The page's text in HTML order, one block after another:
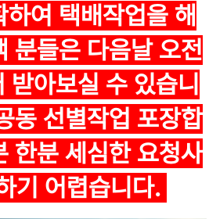
하여 택배작업을 해
분들은 다음날 오전
받아보실 수 있습니
동 선별작업 포장합
한분 세심한 요청사
기 어렵습니다.